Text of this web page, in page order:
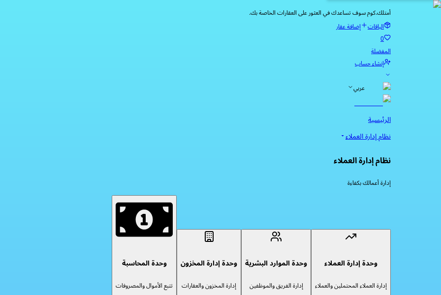
أمتلك.كوم سوف تساعدك في العثور على العقارات الخاصة بك.
الباقات إضافة عقار
0
المفضلة
إنشاء حساب
عربي
الرئيسية
نظام إدارة العملاء
نظام إدارة العملاء
إدارة أعمالك بكفاءة
وحدة إدارة العملاء
إدارة العملاء المحتملين والعملاء
وحدة الموارد البشرية
إدارة الفريق والموظفين
وحدة إدارة المخزون
إدارة المخزون والعقارات
وحدة المحاسبة
تتبع الأموال والمصروفات